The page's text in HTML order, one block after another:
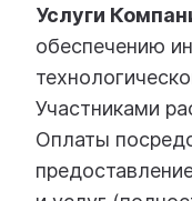
Услуги
обеспечению
Участниками
Оплаты